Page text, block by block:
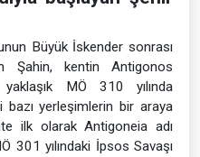
Büyük İskender sonrası
Şahin, kentin Antigonos
MÖ 310 yılında
bazı yerleşimlerin bir araya
ilk olarak Antigoneia adı
301 yılındaki İpsos Savaşı